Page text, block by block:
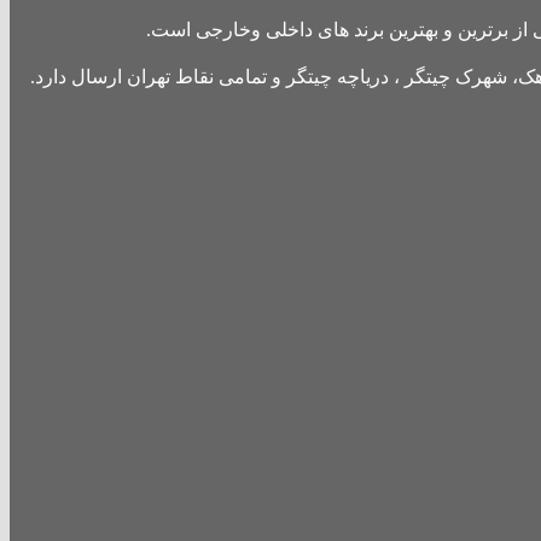
برترین و بهترین برند های داخلی وخارجی است.